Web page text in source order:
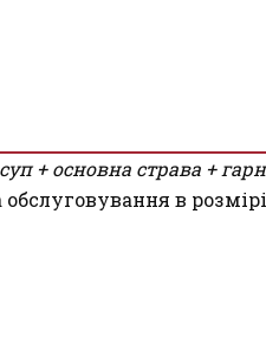
+ основна страва +
в